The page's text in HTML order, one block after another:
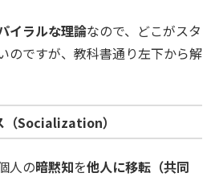
イラルな理論なので、どこがスタ
のですが、教科書通り左下から解
（Socialization）
人の暗黙知を他人に移転（共同